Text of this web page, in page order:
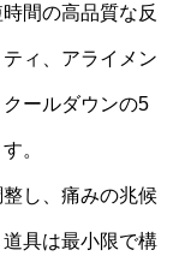
間の高品質な反
ィ、アライメン
ールダウンの5
。
し、痛みの兆候
具は最小限で構